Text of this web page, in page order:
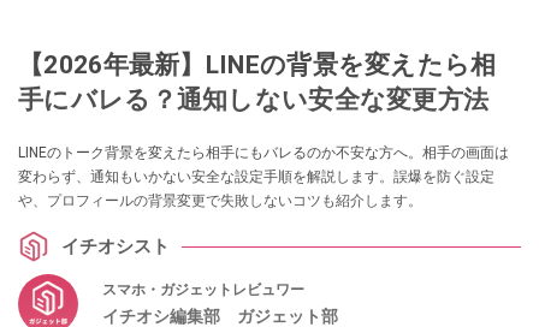
【2026年最新】LINEの背景を変えたら相
手にバレる？通知しない安全な変更方法
LINEのトーク背景を変えたら相手にもバレるのか不安な方へ。相手の画面は
変わらず、通知もいかない安全な設定手順を解説します。誤爆を防ぐ設定
や、プロフィールの背景変更で失敗しないコツも紹介します。
イチオシスト
スマホ・ガジェットレビュワー
イチオシ編集部 ガジェット部